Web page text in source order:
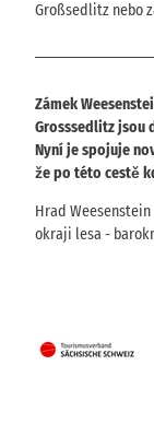
Großsedlitz nebo
Zámek
Grosssedlitz jsou
Nyní je spojuje
že po této cestě
Hrad
okraji lesa -